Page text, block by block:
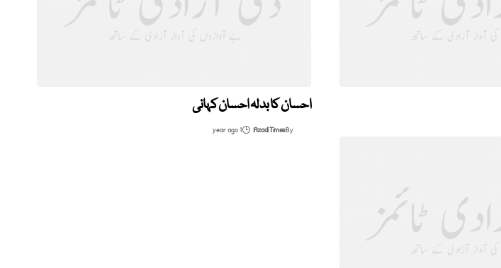
احسان کا بدلہ احسان کہانی
By
Azadi Times
1 year ago